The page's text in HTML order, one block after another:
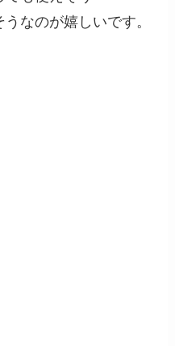
なのが嬉しいです。